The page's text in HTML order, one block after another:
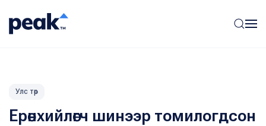
Улс төр
Ерөнхийлөгч шинээр томилогдсон